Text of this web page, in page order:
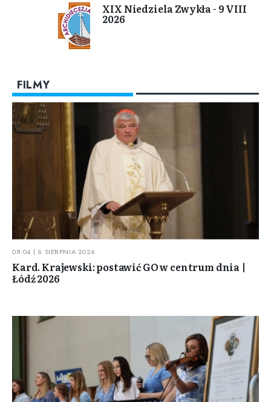
XIX Niedziela Zwykła - 9 VIII
2026
FILMY
08:04 | 6 SIERPNIA 2026
Kard. Krajewski: postawić GO w centrum dnia |
Łódź 2026